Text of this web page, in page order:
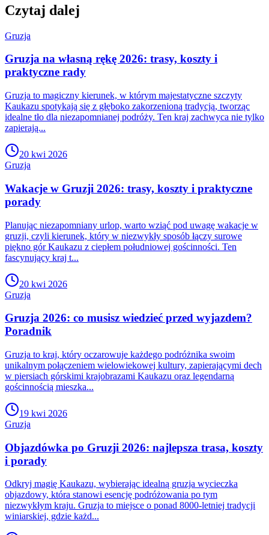
Czytaj dalej
Gruzja
Gruzja na własną rękę 2026: trasy, koszty i
praktyczne rady
Gruzja to magiczny kierunek, w którym majestatyczne szczyty
Kaukazu spotykają się z głęboko zakorzenioną tradycją, tworząc
idealne tło dla niezapomnianej podróży. Ten kraj zachwyca nie tylko
zapierają...
20 kwi 2026
Gruzja
Wakacje w Gruzji 2026: trasy, koszty i praktyczne
porady
Planując niezapomniany urlop, warto wziąć pod uwagę wakacje w
gruzji, czyli kierunek, który w niezwykły sposób łączy surowe
piękno gór Kaukazu z ciepłem południowej gościnności. Ten
fascynujący kraj t...
20 kwi 2026
Gruzja
Gruzja 2026: co musisz wiedzieć przed wyjazdem?
Poradnik
Gruzja to kraj, który oczarowuje każdego podróżnika swoim
unikalnym połączeniem wielowiekowej kultury, zapierającymi dech
w piersiach górskimi krajobrazami Kaukazu oraz legendarną
gościnnością mieszka...
19 kwi 2026
Gruzja
Objazdówka po Gruzji 2026: najlepsza trasa, koszty
i porady
Odkryj magię Kaukazu, wybierając idealną gruzja wycieczka
objazdowy, która stanowi esencję podróżowania po tym
niezwykłym kraju. Gruzja to miejsce o ponad 8000-letniej tradycji
winiarskiej, gdzie każd...